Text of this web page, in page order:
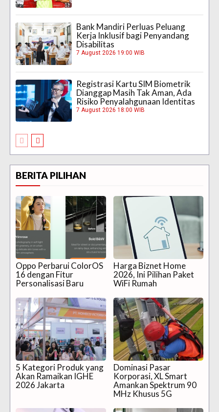
Bank Mandiri Perluas Peluang
Kerja Inklusif bagi Penyandang
Disabilitas
7 August 2026 19:00 WIB
Registrasi Kartu SIM Biometrik
Dianggap Masih Tak Aman, Ada
Risiko Penyalahgunaan Identitas
7 August 2026 18:00 WIB
BERITA PILIHAN
Oppo Perbarui ColorOS
16 dengan Fitur
Personalisasi Baru
Harga Biznet Home
2026, Ini Pilihan Paket
WiFi Rumah
5 Kategori Produk yang
Akan Ramaikan IGHE
2026 Jakarta
Dominasi Pasar
Korporasi, XL Smart
Amankan Spektrum 90
MHz Khusus 5G